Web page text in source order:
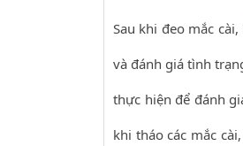
Sau khi đeo mắc
và đánh giá tình
thực hiện để đánh
khi tháo các mắc